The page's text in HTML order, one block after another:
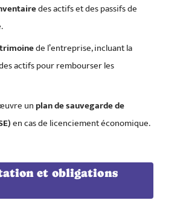
des actifs et des passifs de
de l’entreprise, incluant la
actifs pour rembourser les
unplan de sauvegarde de
en cas de licenciement économique.
et obligations